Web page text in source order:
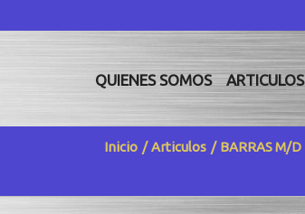
QUIENES SOMOS ARTICULOS
Inicio Articulos BARRAS M/D